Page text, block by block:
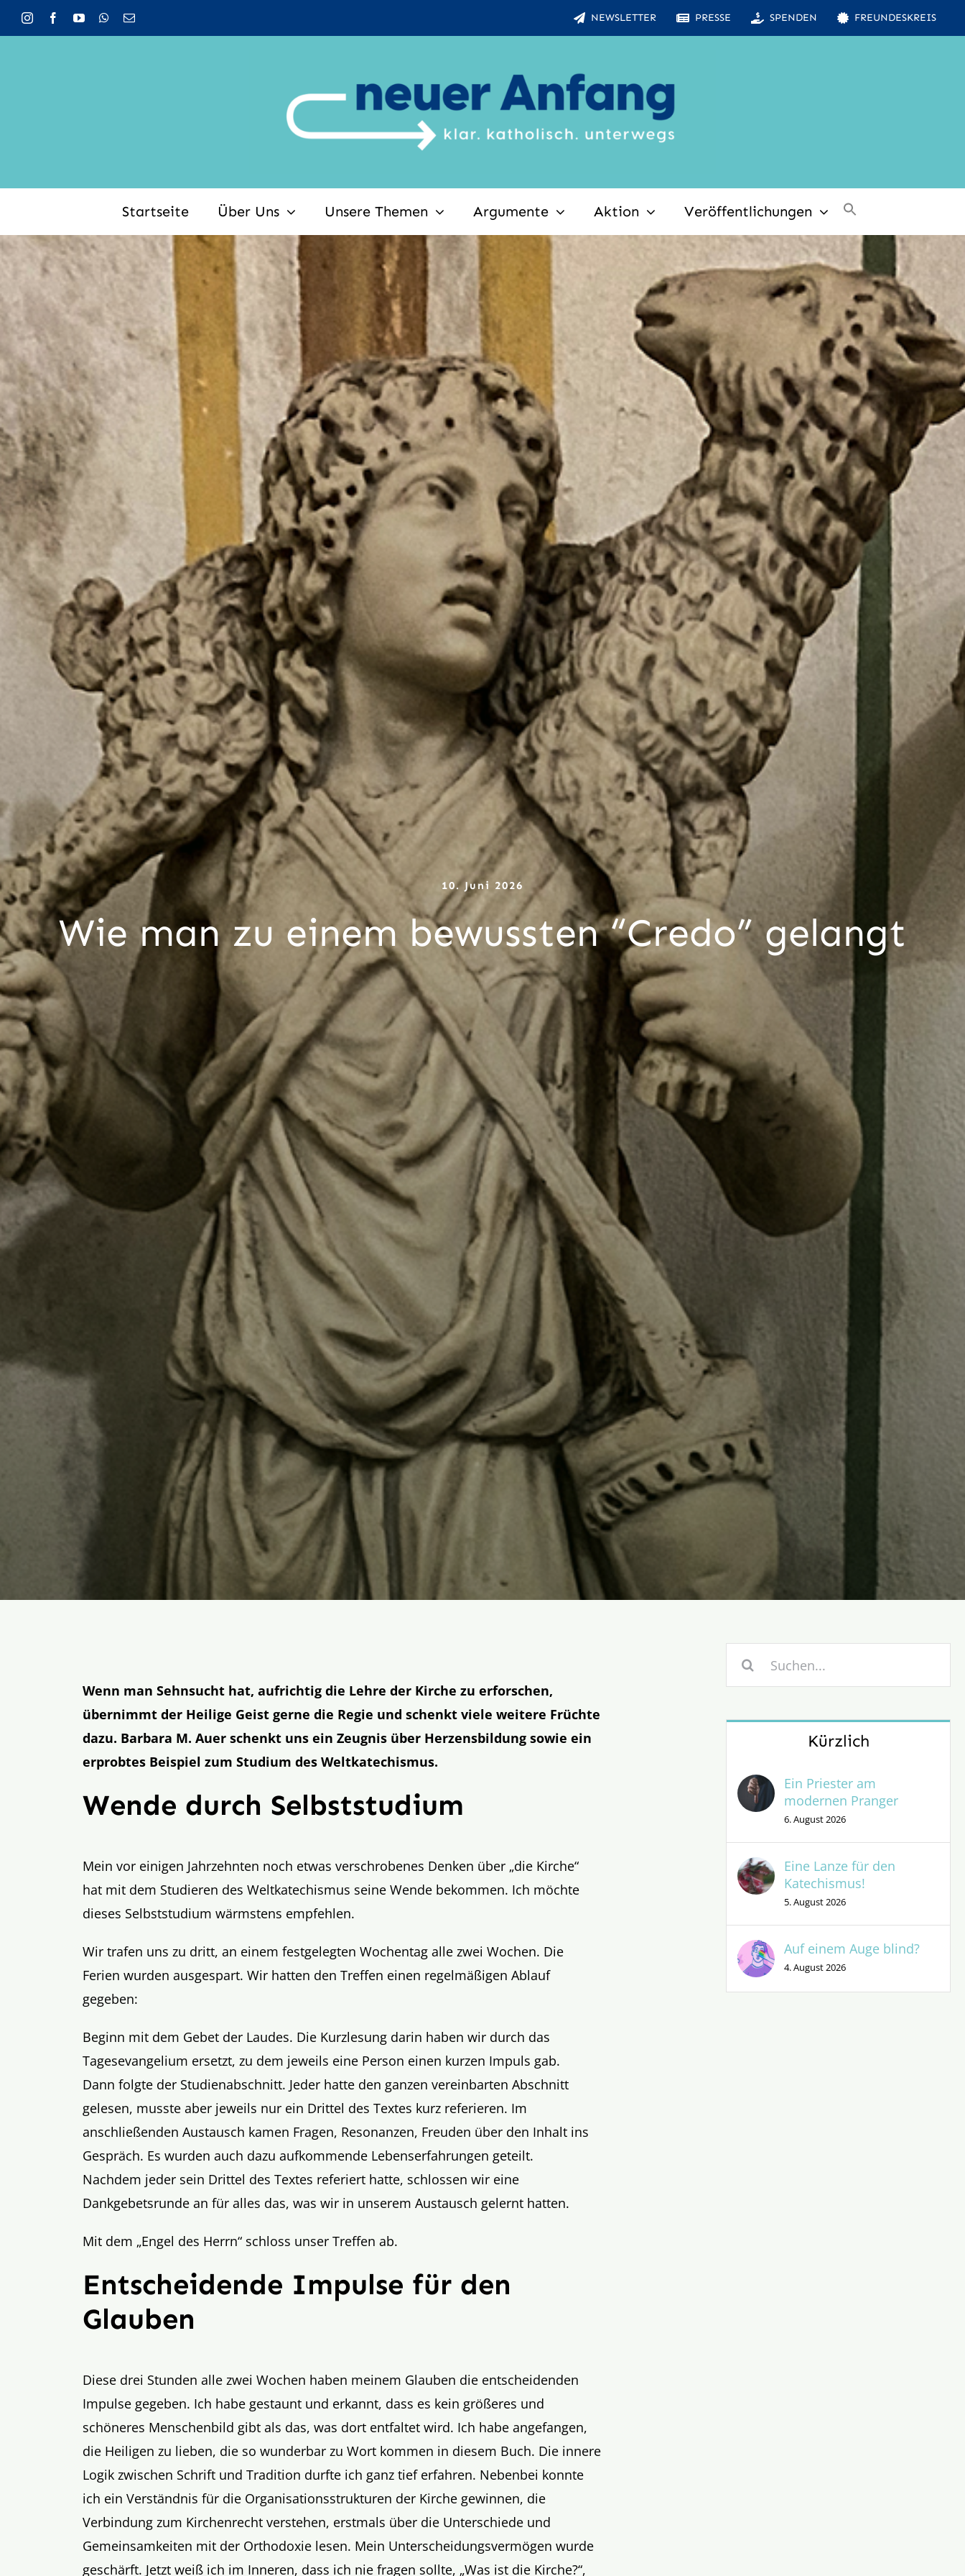
Zum
Inhalt
NEWSLETTER PRESSE SPENDEN FREUNDESKREIS
Startseite Über Uns Unsere Themen Argumente Aktion Veröffentlichungen
10. Juni 2026
Wie man zu einem bewussten “Credo” gelangt
Wenn man Sehnsucht hat, aufrichtig die Lehre der Kirche zu erforschen,
übernimmt der Heilige Geist gerne die Regie und schenkt viele weitere Früchte
dazu. Barbara M. Auer schenkt uns ein Zeugnis über Herzensbildung sowie ein
erprobtes Beispiel zum Studium des Weltkatechismus.
Wende durch Selbststudium
Mein vor einigen Jahrzehnten noch etwas verschrobenes Denken über „die Kirche“
hat mit dem Studieren des Weltkatechismus seine Wende bekommen. Ich möchte
dieses Selbststudium wärmstens empfehlen.
Wir trafen uns zu dritt, an einem festgelegten Wochentag alle zwei Wochen. Die
Ferien wurden ausgespart. Wir hatten den Treffen einen regelmäßigen Ablauf
gegeben:
Beginn mit dem Gebet der Laudes. Die Kurzlesung darin haben wir durch das
Tagesevangelium ersetzt, zu dem jeweils eine Person einen kurzen Impuls gab.
Dann folgte der Studienabschnitt. Jeder hatte den ganzen vereinbarten Abschnitt
gelesen, musste aber jeweils nur ein Drittel des Textes kurz referieren. Im
anschließenden Austausch kamen Fragen, Resonanzen, Freuden über den Inhalt ins
Gespräch. Es wurden auch dazu aufkommende Lebenserfahrungen geteilt.
Nachdem jeder sein Drittel des Textes referiert hatte, schlossen wir eine
Dankgebetsrunde an für alles das, was wir in unserem Austausch gelernt hatten.
Mit dem „Engel des Herrn“ schloss unser Treffen ab.
Entscheidende Impulse für den
Glauben
Diese drei Stunden alle zwei Wochen haben meinem Glauben die entscheidenden
Impulse gegeben. Ich habe gestaunt und erkannt, dass es kein größeres und
schöneres Menschenbild gibt als das, was dort entfaltet wird. Ich habe angefangen,
die Heiligen zu lieben, die so wunderbar zu Wort kommen in diesem Buch. Die innere
Logik zwischen Schrift und Tradition durfte ich ganz tief erfahren. Nebenbei konnte
ich ein Verständnis für die Organisationsstrukturen der Kirche gewinnen, die
Verbindung zum Kirchenrecht verstehen, erstmals über die Unterschiede und
Gemeinsamkeiten mit der Orthodoxie lesen. Mein Unterscheidungsvermögen wurde
geschärft. Jetzt weiß ich im Inneren, dass ich nie fragen sollte, „Was ist die Kirche?“,
nach:
Kürzlich
Ein Priester am
modernen Pranger
6. August 2026
Eine Lanze für den
Katechismus!
5. August 2026
Auf einem Auge blind?
4. August 2026